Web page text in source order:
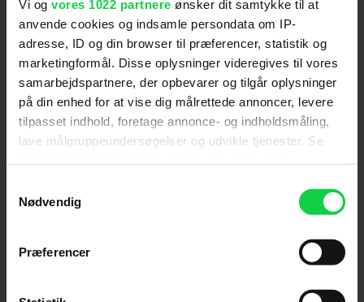
Vi og vores 1022 partnere ønsker dit samtykke til at
anvende cookies og indsamle persondata om IP-
adresse, ID og din browser til præferencer, statistik og
marketingformål. Disse oplysninger videregives til vores
samarbejdspartnere, der opbevarer og tilgår oplysninger
på din enhed for at vise dig målrettede annoncer, levere
tilpasset indhold, foretage annonce- og indholdsmåling,
lave målgruppeundersøgelser og udvikle tjenester. Se
tilbage eller ændre indstillinger fra vores
"Cookiedeklaration", eller ved at trykke på "Privacy
Nødvendig
Præferencer
danske anmeldere: "Jeg